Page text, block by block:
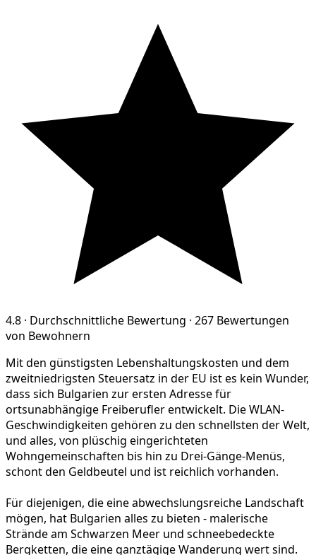
4.8 · Durchschnittliche Bewertung · 267 Bewertungen
von Bewohnern
Mit den günstigsten Lebenshaltungskosten und dem
zweitniedrigsten Steuersatz in der EU ist es kein Wunder,
dass sich Bulgarien zur ersten Adresse für
ortsunabhängige Freiberufler entwickelt. Die WLAN-
Geschwindigkeiten gehören zu den schnellsten der Welt,
und alles, von plüschig eingerichteten
Wohngemeinschaften bis hin zu Drei-Gänge-Menüs,
schont den Geldbeutel und ist reichlich vorhanden.
Für diejenigen, die eine abwechslungsreiche Landschaft
mögen, hat Bulgarien alles zu bieten - malerische
Strände am Schwarzen Meer und schneebedeckte
Bergketten, die eine ganztägige Wanderung wert sind.